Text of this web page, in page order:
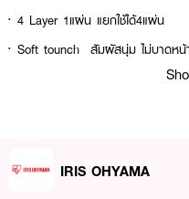
· 4 Layer 1แผ่น แยกใช้ได้4แผ่น
· Soft tounch สัมผัสนุ่ม ไม่บาดห
· Multi Purpose สามารถใช้แทนแผ่น
· ขนาดแผ่น 5X6 เซนติเมตร
IRIS OHYAMA